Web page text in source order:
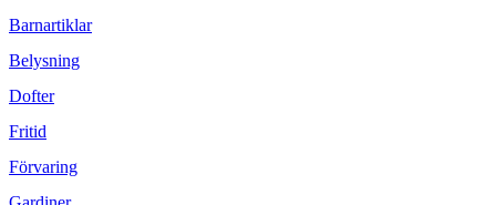
Barnartiklar
Belysning
Dofter
Fritid
Förvaring